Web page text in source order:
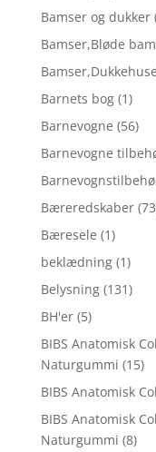
Bamser og dukker
Bamser,Bløde
Barnets bog (1)
Barnevogne (56)
Barnevogne
Bæreredskaber
Bæresele (1)
beklædning (1)
Belysning (131)
BH'er (5)
BIBS Anatomisk
Naturgummi (15)
BIBS Anatomisk
BIBS Anatomisk
Naturgummi (8)